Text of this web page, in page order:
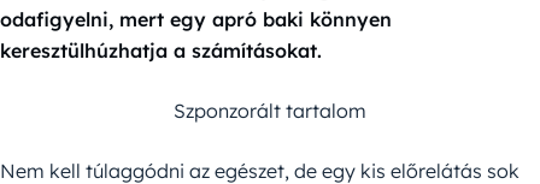
odafigyelni, mert egy apró baki könnyen
keresztülhúzhatja a számításokat.
Szponzorált tartalom
Nem kell túlaggódni az egészet, de egy kis előrelátás sok